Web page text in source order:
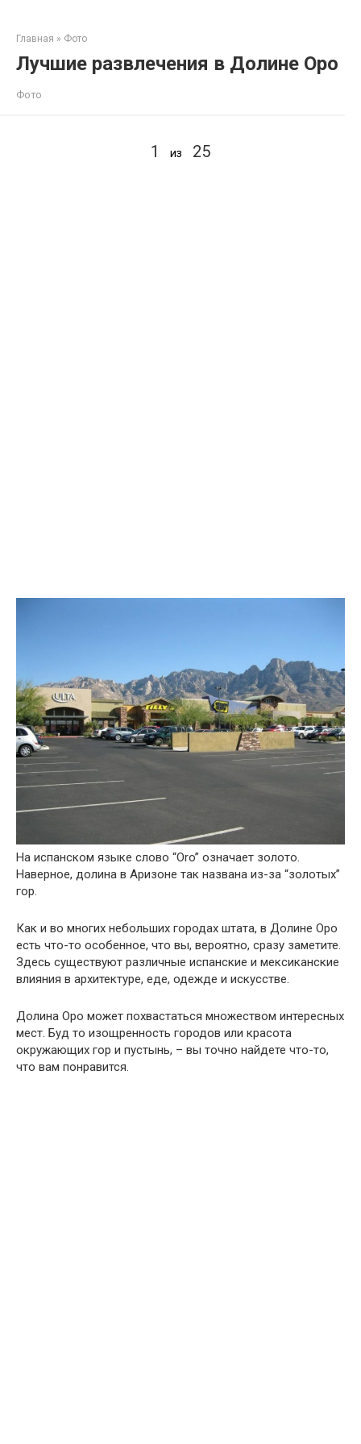
контенту
Главная » Фото
Лучшие развлечения в Долине Оро
Фото
1 из 25
На испанском языке слово “Oro” означает золото.
Наверное, долина в Аризоне так названа из-за “золотых”
гор.
Как и во многих небольших городах штата, в Долине Оро
есть что-то особенное, что вы, вероятно, сразу заметите.
Здесь существуют различные испанские и мексиканские
влияния в архитектуре, еде, одежде и искусстве.
Долина Оро может похвастаться множеством интересных
мест. Буд то изощренность городов или красота
окружающих гор и пустынь, – вы точно найдете что-то,
что вам понравится.